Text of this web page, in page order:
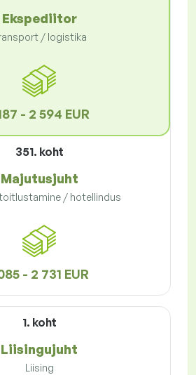
Ekspediitor
/ logistika
- 2 594 EUR
351. koht
Majutusjuht
/ hotellindus
- 2 731 EUR
1. koht
Liisingujuht
Liising